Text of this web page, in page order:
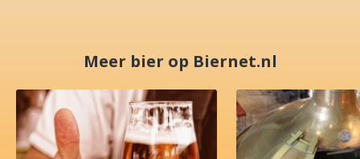
Meer bier op Biernet.nl